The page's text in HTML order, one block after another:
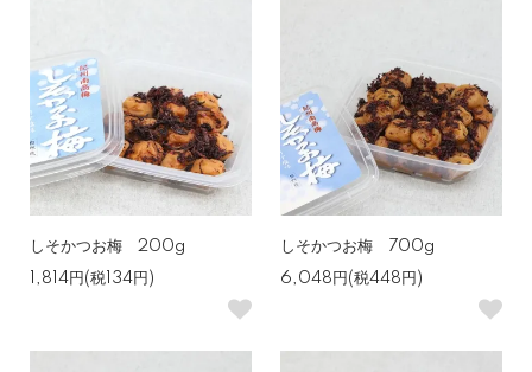
しそかつお梅 200g
1,814円(税134円)
しそかつお梅 700g
6,048円(税448円)